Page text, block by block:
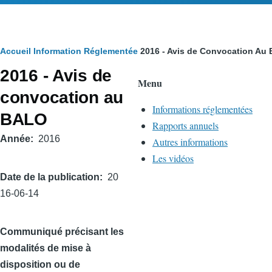
Fil
d'Ariane
Accueil Information Réglementée 2016 - Avis de Convocation Au
2016 - Avis de
convocation au
BALO
Année 2016
Date de la publication
20
16-06-14
Communiqué précisant les
modalités de mise à
disposition ou de
Menu
Informations réglementées
Rapports annuels
Autres informations
Les vidéos